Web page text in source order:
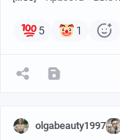
Я в это время
Потом подбор
5 1
olgabeauty1997